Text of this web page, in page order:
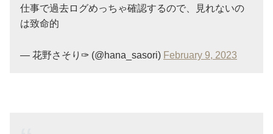
仕事で過去ログめっちゃ確認するので、見れないの
は致命的
— 花野さそり✑ (@hana_sasori) February 9, 2023